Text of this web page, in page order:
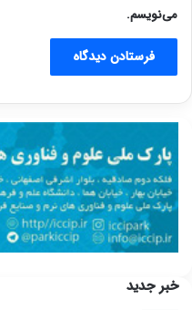
می‌نویسم.
خبر جدید